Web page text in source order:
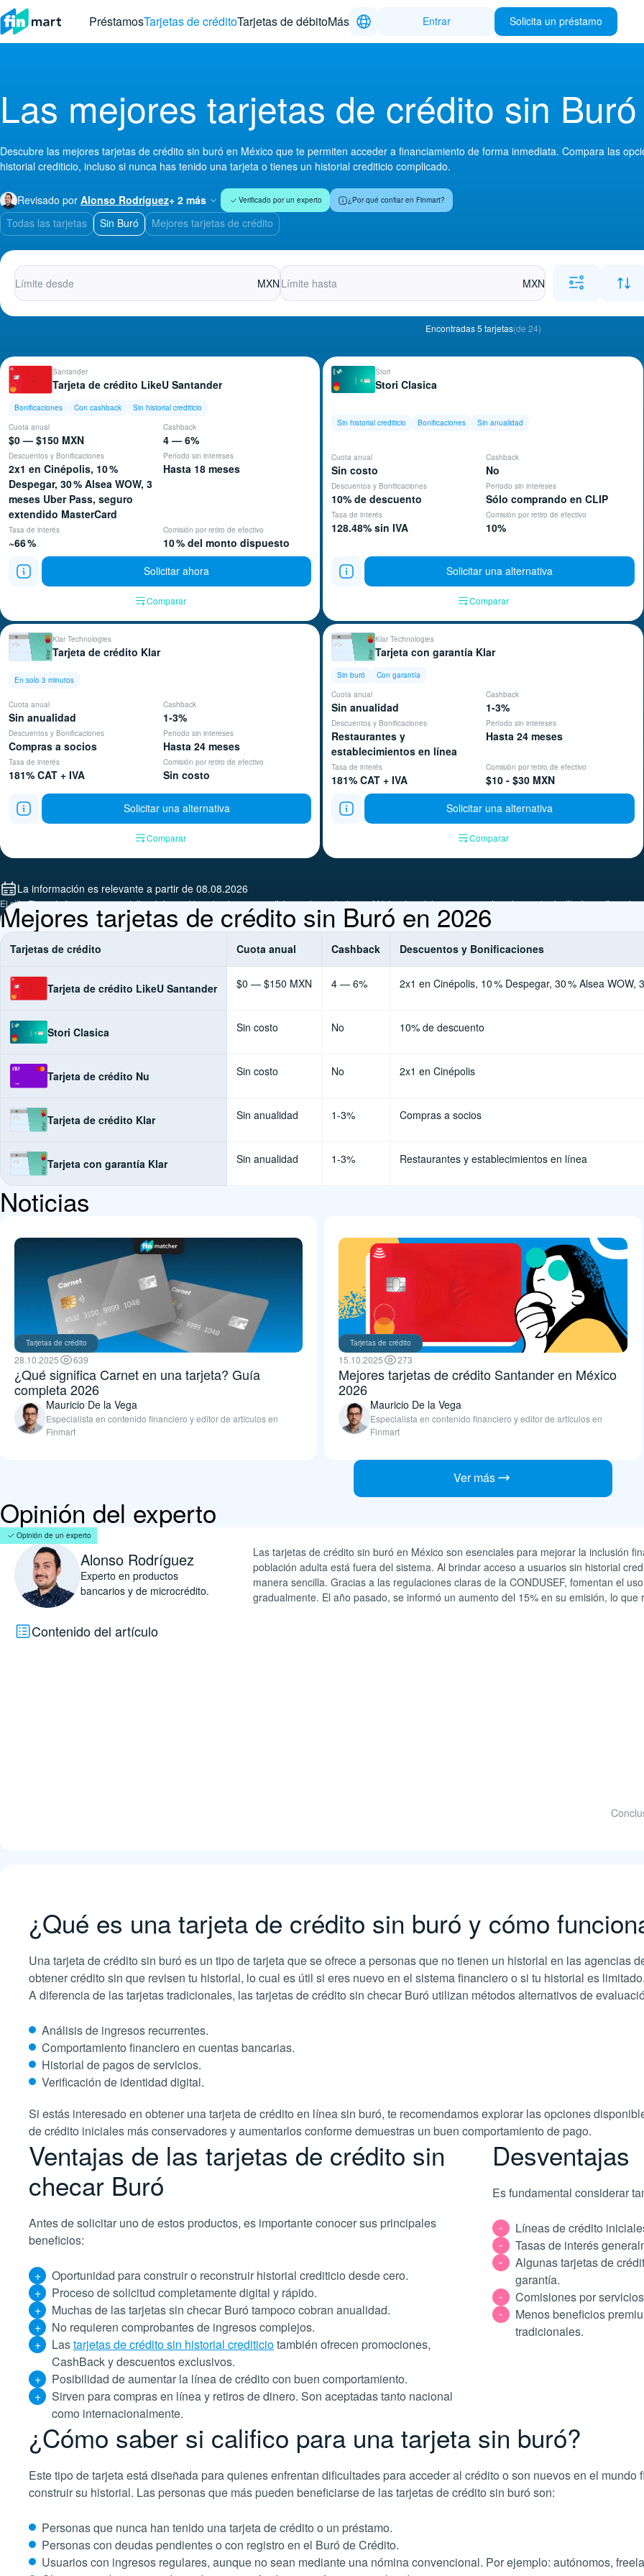
PréstamosTarjetas de créditoTarjetas de débitoMás Entrar Solicita un préstamo
Las mejores tarjetas de crédito sin
Descubre las mejores tarjetas de crédito sin buró en México que te permiten acceder a financiamiento de forma inmediata. Compara las
historial crediticio, incluso si nunca has tenido una tarjeta o tienes un historial crediticio complicado.
Revisado por Alonso Rodríguez+ 2 más Verificado por un experto ¿Por qué confiar en Finmart?
Todas las tarjetas Sin Buró Mejores tarjetas de crédito
MXN MXN
Encontradas 5 tarjetas(de 24)
Santander
Tarjeta de crédito LikeU Santander
Bonificaciones Con cashback
Sin historial crediticio
Cuota anual
$0 — $150 MXN
Cashback
4 — 6%
Descuentos y Bonificaciones
2x1 en Cinépolis, 10 %
Despegar, 30 % Alsea WOW, 3
meses Uber Pass, seguro
extendido MasterCard
Período sin intereses
Hasta 18 meses
Tasa de interés
~66 %
Comisión por retiro de efectivo
10 % del monto dispuesto
Solicitar ahora
Comparar
Stori
Stori Clasica
Sin historial crediticio Bonificaciones Sin anualidad
Cuota anual
Sin costo
Cashback
No
Descuentos y Bonificaciones
10% de descuento
Período sin intereses
Sólo comprando en CLIP
Tasa de interés
128.48% sin IVA
Comisión por retiro de efectivo
10%
Solicitar una alternativa
Comparar
Klar Technologies
Tarjeta de crédito Klar
En solo 3 minutos
Cuota anual
Sin anualidad
Cashback
1-3%
Descuentos y Bonificaciones
Compras a socios
Período sin intereses
Hasta 24 meses
Tasa de interés
181% CAT + IVA
Comisión por retiro de efectivo
Sin costo
Solicitar una alternativa
Comparar
Klar Technologies
Tarjeta con garantía Klar
Sin buró
Con garantía
Cuota anual
Sin anualidad
Cashback
1-3%
Descuentos y Bonificaciones
Restaurantes y
establecimientos en línea
Período sin intereses
Hasta 24 meses
Tasa de interés
181% CAT + IVA
Comisión por retiro de efectivo
$10 - $30 MXN
Solicitar una alternativa
Comparar
La información es relevante a partir de 08.08.2026
El sitio Finmart ofrece acceso gratuito a información sobre tasas y condiciones de productos en México. Los datos son proporcionados por las instituciones
en las sucursales, sitios web oficiales o a través de los teléfonos de las empresas presentadas.
Mejores tarjetas de crédito sin Buró en 2026
Tarjetas de crédito Cuota anual Cashback Descuentos y Bonificaciones
Tarjeta de crédito LikeU Santander $0 — $150 MXN 4 — 6% 2x1 en Cinépolis, 10 % Despegar, 30 % Alsea
Stori Clasica Sin costo No 10% de descuento
Tarjeta de crédito Nu Sin costo No 2x1 en Cinépolis
Tarjeta de crédito Klar Sin anualidad 1-3% Compras a socios
Tarjeta con garantía Klar Sin anualidad 1-3% Restaurantes y establecimientos en línea
Noticias
Tarjetas de crédito
28.10.2025 639
¿Qué significa Carnet en una tarjeta? Guía
completa 2026
Mauricio De la Vega
Especialista en contenido financiero y editor de artículos en
Finmart
Tarjetas de crédito
15.10.2025 273
Mejores tarjetas de crédito Santander en México
2026
Mauricio De la Vega
Especialista en contenido financiero y editor de artículos en
Finmart
Ver más
Opinión del experto
Opinión de un experto
Alonso Rodríguez
Experto en productos
bancarios y de microcrédito.
Las tarjetas de crédito sin buró en México son esenciales para mejorar la inclusión
población adulta está fuera del sistema. Al brindar acceso a usuarios sin historial
manera sencilla. Gracias a las regulaciones claras de la CONDUSEF, fomentan el
gradualmente. El año pasado, se informó un aumento del 15% en su emisión, lo
Contenido del artículo
¿Qué es una tarjeta de crédito sin buró y cómo
Una tarjeta de crédito sin buró es un tipo de tarjeta que se ofrece a personas que no tienen un historial en las agencias
obtener crédito sin que revisen tu historial, lo cual es útil si eres nuevo en el sistema financiero o si tu historial es limitado.
A diferencia de las tarjetas tradicionales, las tarjetas de crédito sin checar Buró utilizan métodos alternativos de
Análisis de ingresos recurrentes.
Comportamiento financiero en cuentas bancarias.
Historial de pagos de servicios.
Verificación de identidad digital.
Si estás interesado en obtener una tarjeta de crédito en línea sin buró, te recomendamos explorar las opciones
de crédito iniciales más conservadores y aumentarlos conforme demuestras un buen comportamiento de pago.
Ventajas de las tarjetas de crédito sin
checar Buró
Antes de solicitar uno de estos productos, es importante conocer sus principales
beneficios:
Oportunidad para construir o reconstruir historial crediticio desde cero.
Proceso de solicitud completamente digital y rápido.
Muchas de las tarjetas sin checar Buró tampoco cobran anualidad.
No requieren comprobantes de ingresos complejos.
Lastarjetas de crédito sin historial crediticiotambién ofrecen promociones,
CashBack y descuentos exclusivos.
Posibilidad de aumentar la línea de crédito con buen comportamiento.
Sirven para compras en línea y retiros de dinero. Son aceptadas tanto nacional
como internacionalmente.
Desventajas
Es fundamental considerar
Líneas de crédito
Tasas de interés
Algunas tarjetas de
garantía.
Comisiones por
Menos beneficios
tradicionales.
¿Cómo saber si califico para una tarjeta sin buró?
Este tipo de tarjeta está diseñada para quienes enfrentan dificultades para acceder al crédito o son nuevos en el
construir su historial. Las personas que más pueden beneficiarse de las tarjetas de crédito sin buró son:
Personas que nunca han tenido una tarjeta de crédito o un préstamo.
Personas con deudas pendientes o con registro en el Buró de Crédito.
Usuarios con ingresos regulares, aunque no sean mediante una nómina convencional. Por ejemplo: autónomos,